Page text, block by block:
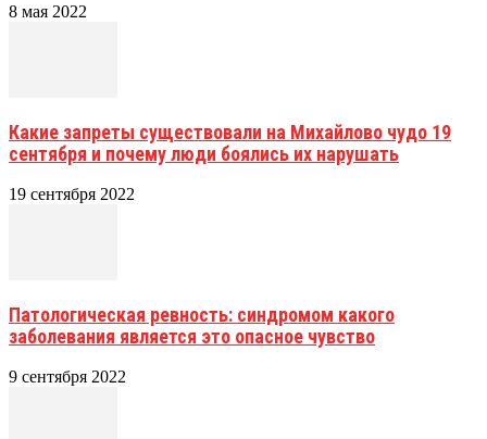
8 мая 2022
Какие запреты существовали на Михайлово чудо 19
сентября и почему люди боялись их нарушать
19 сентября 2022
Патологическая ревность: синдромом какого
заболевания является это опасное чувство
9 сентября 2022